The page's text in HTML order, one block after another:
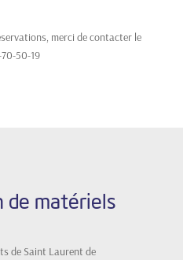
merci de contacter le
50-19
de matériels
de Saint Laurent de